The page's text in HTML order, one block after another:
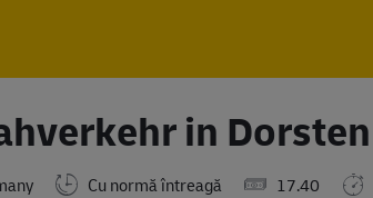
in Dorsten
Cu normă întreagă 17.40